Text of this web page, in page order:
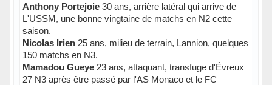
Anthony Portejoie30 ans, arrière latéral qui arrive de
L'USSM, une bonne vingtaine de matchs en N2 cette
saison.
Nicolas Irien25 ans, milieu de terrain, Lannion, quelques
150 matchs en N3.
Mamadou Gueye23 ans, attaquant, transfuge d'Évreux
27 N3 après être passé par l'AS Monaco et le FC